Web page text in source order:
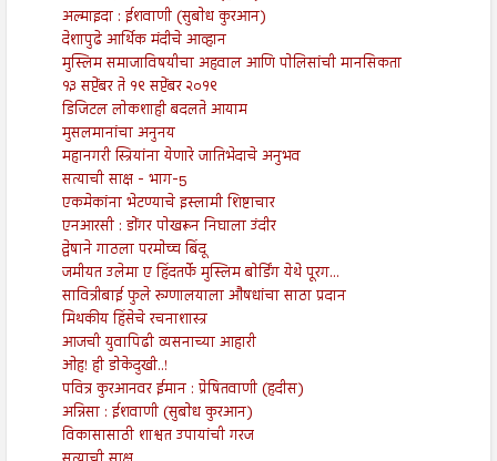
अल्माइदा : ईशवाणी (सुबोध कुरआन)
देशापुढे आर्थिक मंदीचे आव्हान
मुस्लिम समाजाविषयीचा अहवाल आणि पोलिसांची मानसिकता
१३ सप्टेंबर ते १९ सप्टेंबर २०१९
डिजिटल लोकशाही बदलते आयाम
मुसलमानांचा अनुनय
महानगरी स्त्रियांना येणारे जातिभेदाचे अनुभव
सत्याची साक्ष - भाग-5
एकमेकांना भेटण्याचे इस्लामी शिष्टाचार
एनआरसी : डोंगर पोखरून निघाला उंदीर
द्वेषाने गाठला परमोच्च बिंदू
जमीयत उलेमा ए हिंदतर्फे मुस्लिम बोर्डिंग येथे पूरग...
सावित्रीबाई फुले रुग्णालयाला औषधांचा साठा प्रदान
मिथकीय हिंसेचे रचनाशास्त्र
आजची युवापिढी व्यसनाच्या आहारी
ओह! ही डोकेदुखी..!
पवित्र कुरआनवर ईमान : प्रेषितवाणी (हदीस)
अन्निसा : ईशवाणी (सुबोध कुरआन)
विकासासाठी शाश्वत उपायांची गरज